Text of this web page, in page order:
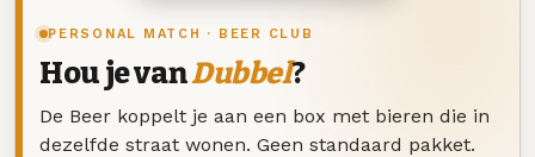
PERSONAL MATCH · BEER CLUB
Hou je vanDubbel?
De Beer koppelt je aan een box met bieren die in
dezelfde straat wonen. Geen standaard pakket.